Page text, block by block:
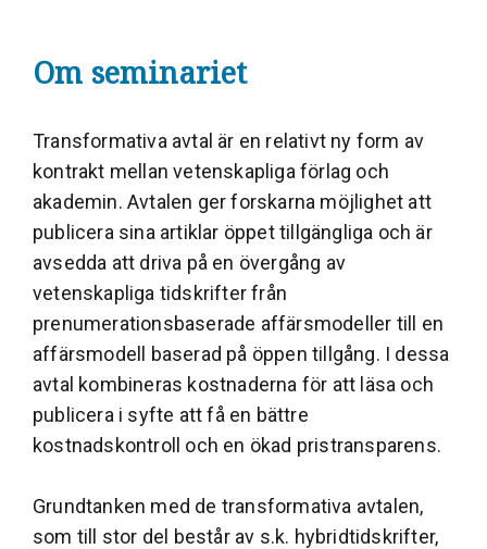
Om seminariet
Transformativa avtal är en relativt ny form av
kontrakt mellan vetenskapliga förlag och
akademin. Avtalen ger forskarna möjlighet att
publicera sina artiklar öppet tillgängliga och är
avsedda att driva på en övergång av
vetenskapliga tidskrifter från
prenumerationsbaserade affärsmodeller till en
affärsmodell baserad på öppen tillgång. I dessa
avtal kombineras kostnaderna för att läsa och
publicera i syfte att få en bättre
kostnadskontroll och en ökad pristransparens.
Grundtanken med de transformativa avtalen,
som till stor del består av s.k. hybridtidskrifter,